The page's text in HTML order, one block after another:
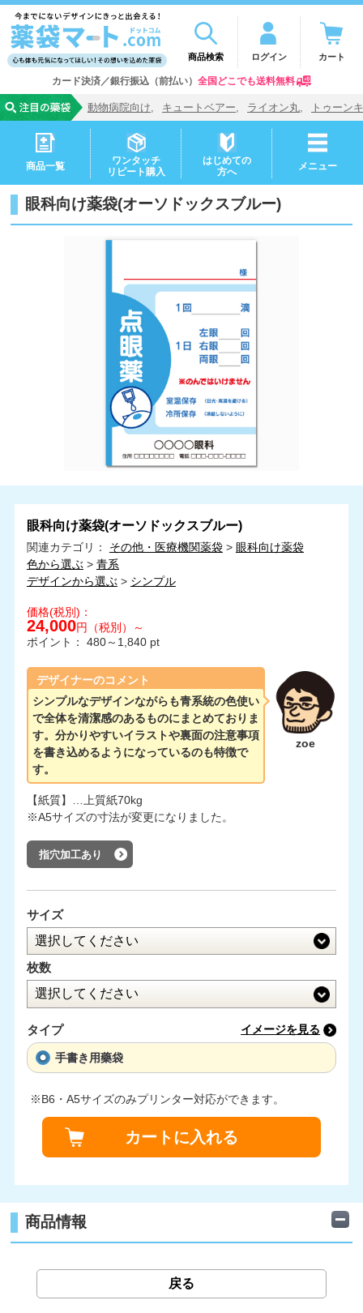
商品検索 ログイン カート
カード決済／銀行振込（前払い） 全国どこでも送料無料
動物病院向け キュートベアー ライオン丸 トゥーン
商品一覧
ワンタッチ
リピート購入
はじめての
方へ
メニュー
眼科向け薬袋(オーソドックスブルー)
眼科向け薬袋(オーソドックスブルー)
関連カテゴリ： その他・医療機関薬袋> 眼科向け薬袋
色から選ぶ > 青系
デザインから選ぶ > シンプル
価格(税別)：
24,000円（税別）～
ポイント：
480～1,840 pt
デザイナーのコメント
zoe
シンプルなデザインながらも青系統の色使い
で全体を清潔感のあるものにまとめておりま
す。分かりやすいイラストや裏面の注意事項
を書き込めるようになっているのも特徴で
す。
【紙質】…上質紙70kg
※A5サイズの寸法が変更になりました。
指穴加工あり
サイズ
枚数
タイプ イメージを見る
手書き用藥袋
※B6・A5サイズのみプリンター対応ができます。
カートに入れる
商品情報
戻る